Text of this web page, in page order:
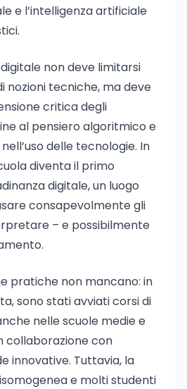
e l’intelligenza artificiale
non deve limitarsi
nozioni tecniche, ma deve
critica degli
al pensiero algoritmico e
delle tecnologie. In
diventa il primo
digitale, un luogo
consapevolmente gli
– e possibilmente
pratiche non mancano: in
sono stati avviati corsi di
nelle scuole medie e
collaborazione con
innovative. Tuttavia, la
e molti studenti